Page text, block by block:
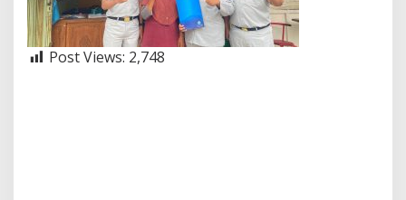
Post Views: 2,748